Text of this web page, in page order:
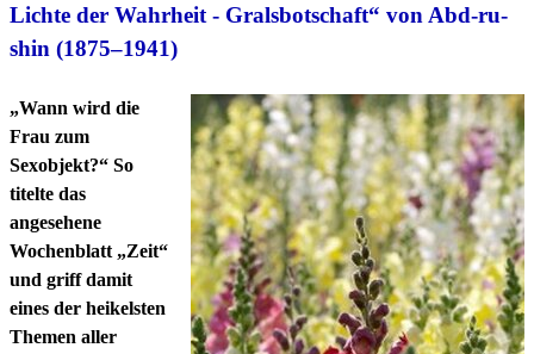
Lichte der Wahrheit - Gralsbotschaft“ von Abd-ru-
shin (1875–1941)
„Wann wird die
Frau zum
Sexobjekt?“ So
titelte das
angesehene
Wochenblatt „Zeit“
und griff damit
eines der heikelsten
Themen aller